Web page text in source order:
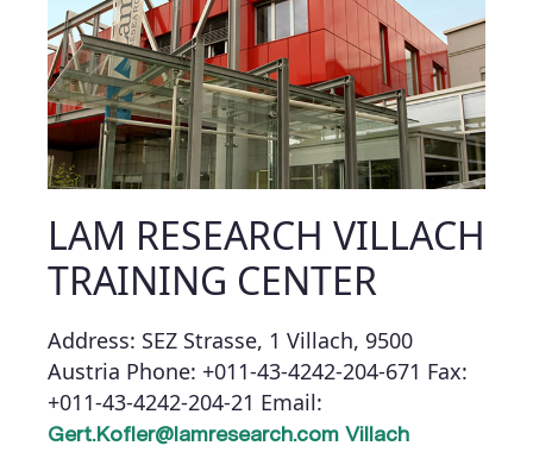
LAM RESEARCH VILLACH
TRAINING CENTER
Address: SEZ Strasse, 1 Villach, 9500
Austria Phone: +011-43-4242-204-671 Fax:
+011-43-4242-204-21 Email:
Gert.Kofler@lamresearch.com Villach